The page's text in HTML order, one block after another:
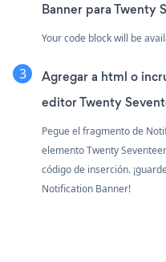
Banner para Twenty
Your code block will be
Agregar a html o
editor Twenty
Pegue el fragmento de
elemento Twenty
código de inserción.
Notification Banner!